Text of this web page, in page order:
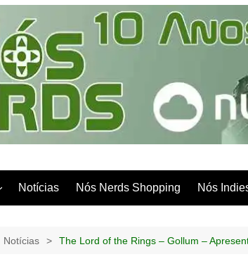
Notícias Nós Nerds Shopping Nós
Notícias The Lord of the Rings – Gollum –